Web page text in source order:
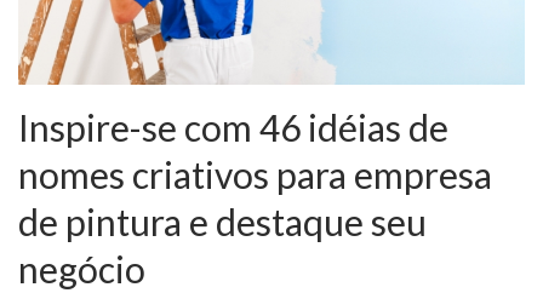
Inspire-se com 46 idéias de
nomes criativos para empresa
de pintura e destaque seu
negócio